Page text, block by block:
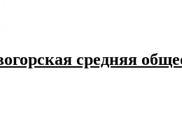
средняя